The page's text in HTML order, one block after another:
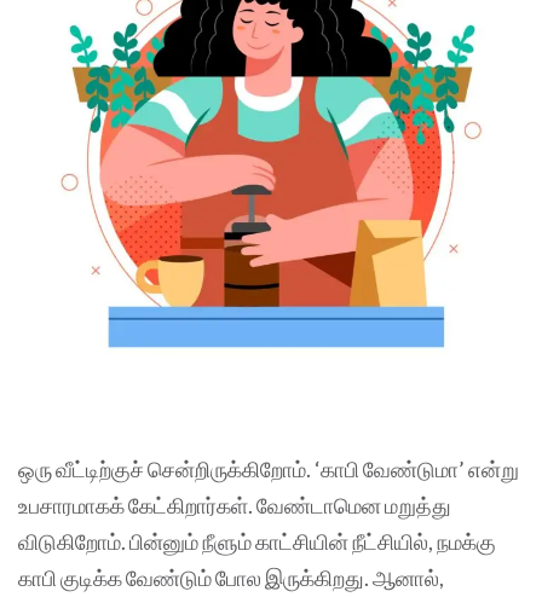
ஒரு வீட்டிற்குச் சென்றிருக்கிறோம். ‘காபி வேண்டுமா’ என்று
உபசாரமாகக் கேட்கிறார்கள். வேண்டாமென மறுத்து
விடுகிறோம். பின்னும் நீளும் காட்சியின் நீட்சியில், நமக்கு
காபி குடிக்க வேண்டும் போல இருக்கிறது. ஆனால்,